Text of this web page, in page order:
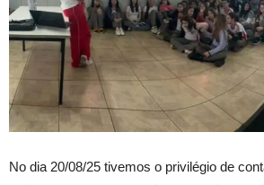
No dia 20/08/25 tivemos o privilégio de